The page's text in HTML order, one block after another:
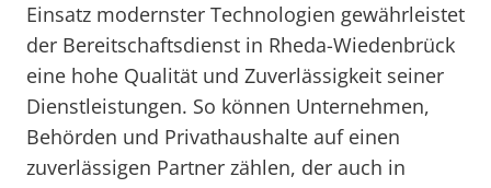
Einsatz modernster Technologien gewährleistet
der Bereitschaftsdienst in Rheda-Wiedenbrück
eine hohe Qualität und Zuverlässigkeit seiner
Dienstleistungen. So können Unternehmen,
Behörden und Privathaushalte auf einen
zuverlässigen Partner zählen, der auch in